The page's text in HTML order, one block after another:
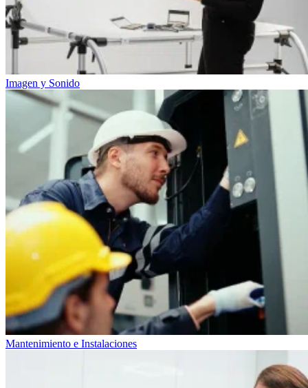
Imagen y Sonido
Mantenimiento e Instalaciones